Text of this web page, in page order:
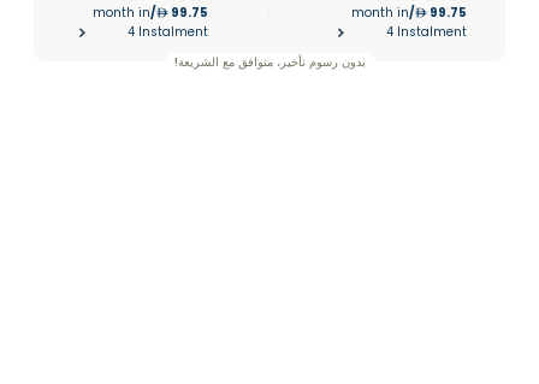
99.75
/
month in
4 Instalment
99.75
/
month in
4 Instalment
بدون رسوم تأخير، متوافق مع الشريعة!